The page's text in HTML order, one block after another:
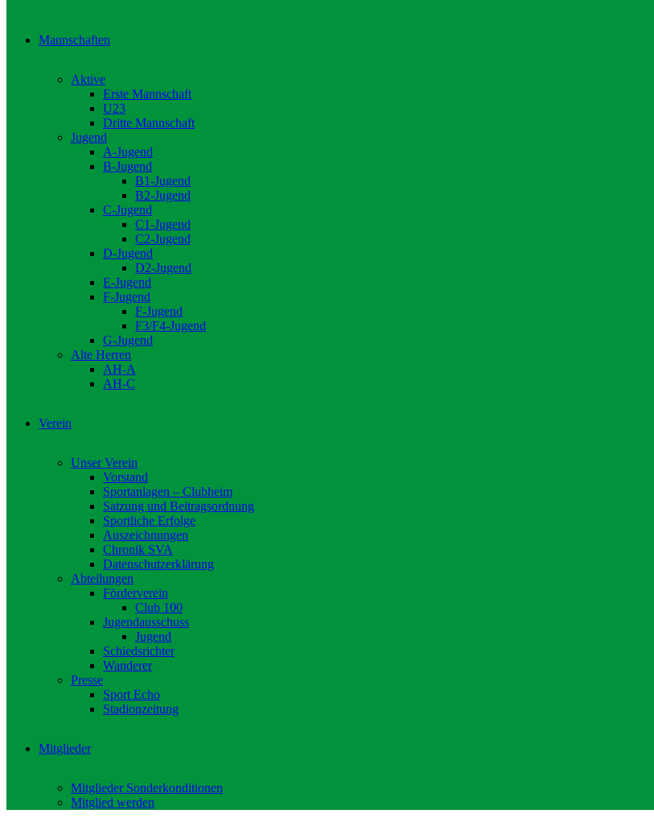
Mannschaften
Aktive
Erste Mannschaft
U23
Dritte Mannschaft
Jugend
A-Jugend
B-Jugend
B1-Jugend
B2-Jugend
C-Jugend
C1-Jugend
C2-Jugend
D-Jugend
D2-Jugend
E-Jugend
F-Jugend
F-Jugend
F3/F4-Jugend
G-Jugend
Alte Herren
AH-A
AH-C
Verein
Unser Verein
Vorstand
Sportanlagen – Clubheim
Satzung und Beitragsordnung
Sportliche Erfolge
Auszeichnungen
Chronik SVA
Datenschutzerklärung
Abteilungen
Förderverein
Club 100
Jugendausschuss
Jugend
Schiedsrichter
Wanderer
Presse
Sport Echo
Stadionzeitung
Mitglieder
Mitglieder Sonderkonditionen
Mitglied werden